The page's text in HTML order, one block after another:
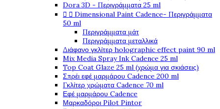
Dora 3D - Περιγράμματα 25 ml
  Dimensional Paint Cadence- Περιγράμματα
50 ml
Περιγράμματα μάτ
Περιγράμματα μεταλλικά
Διάφανο γκλίτερ holographic effect paint 90 ml
Mix Media Spray Ink Cadence 25 ml
Top Coat Glaze 25 ml (χρώμα για σκιάσεις)
Σπρέι εφέ μαρμάρου Cadence 200 ml
Γκλίτερ χρώματα Cadence 70 ml
Εφέ μαρμάρου Cadence
Μαρκαδόροι Pilot Pintor